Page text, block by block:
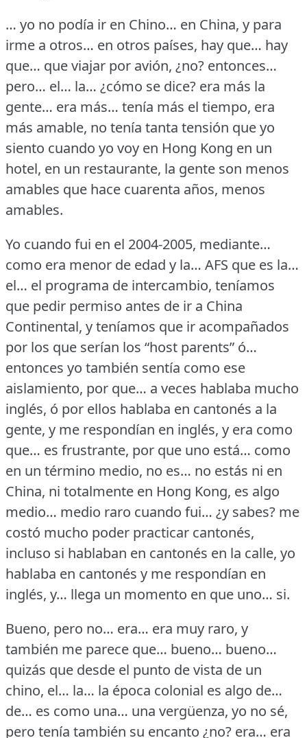
… yo no podía ir en Chino… en China, y para
irme a otros… en otros países, hay que… hay
que… que viajar por avión, ¿no? entonces…
pero… el… la… ¿cómo se dice? era más la
gente… era más… tenía más el tiempo, era
más amable, no tenía tanta tensión que yo
siento cuando yo voy en Hong Kong en un
hotel, en un restaurante, la gente son menos
amables que hace cuarenta años, menos
amables.
Yo cuando fui en el 2004-2005, mediante…
como era menor de edad y la… AFS que es la…
el… el programa de intercambio, teníamos
que pedir permiso antes de ir a China
Continental, y teníamos que ir acompañados
por los que serían los “host parents” ó…
entonces yo también sentía como ese
aislamiento, por que… a veces hablaba mucho
inglés, ó por ellos hablaba en cantonés a la
gente, y me respondían en inglés, y era como
que… es frustrante, por que uno está… como
en un término medio, no es… no estás ni en
China, ni totalmente en Hong Kong, es algo
medio… medio raro cuando fui… ¿y sabes? me
costó mucho poder practicar cantonés,
incluso si hablaban en cantonés en la calle, yo
hablaba en cantonés y me respondían en
inglés, y… llega un momento en que uno… si.
Bueno, pero no… era… era muy raro, y
también me parece que… bueno… bueno…
quizás que desde el punto de vista de un
chino, el… la… la época colonial es algo de…
de… es como una… una vergüenza, yo no sé,
pero tenía también su encanto ¿no? era… era